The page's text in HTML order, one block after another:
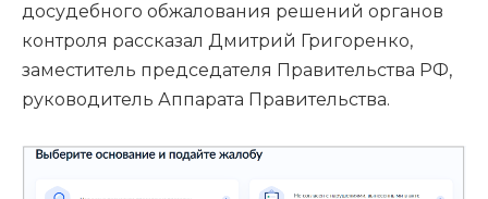
досудебного обжалования решений органов
контроля рассказал Дмитрий Григоренко,
заместитель председателя Правительства РФ,
руководитель Аппарата Правительства.